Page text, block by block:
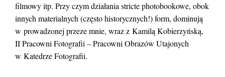
filmowy itp. Przy czym działania stricte photobookowe, obok
innych materialnych (często historycznych!) form, dominują
w prowadzonej przeze mnie, wraz z Kamilą Kobierzyńską,
II Pracowni Fotografii – Pracowni Obrazów Utajonych
w Katedrze Fotografii.